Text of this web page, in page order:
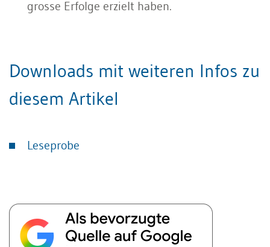
grosse Erfolge erzielt haben.
Downloads mit weiteren Infos zu
diesem Artikel
Leseprobe